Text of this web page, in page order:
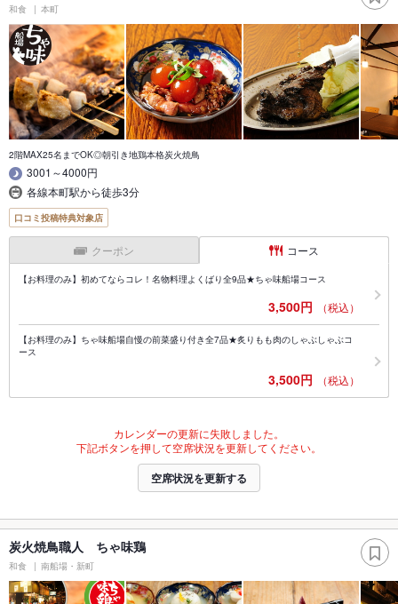
和食 本町
2階MAX25名までOK◎朝引き地鶏本格炭火焼鳥
3001～4000円
各線本町駅から徒歩3分
口コミ投稿特典対象店
クーポン コース
【お料理のみ】初めてならコレ！名物料理よくばり全9品★ちゃ味船場コース
3,500円 （税込）
【お料理のみ】ちゃ味船場自慢の前菜盛り付き全7品★炙りもも肉のしゃぶしゃぶコ
ース
3,500円 （税込）
カレンダーの更新に失敗しました。
下記ボタンを押して空席状況を更新してください。
空席状況を更新する
炭火焼鳥職人 ちゃ味鶏
和食 南船場・新町